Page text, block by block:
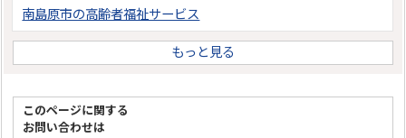
南島原市の高齢者福祉サービス
もっと見る
このページに関する
お問い合わせは